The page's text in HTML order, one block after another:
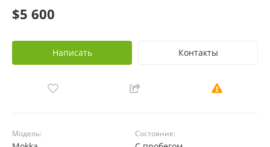
$5 600
Написать Контакты
Модель: Состояние: